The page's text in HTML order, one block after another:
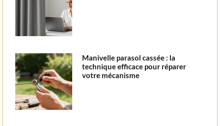
Manivelle parasol cassée : la
technique efficace pour réparer
votre mécanisme